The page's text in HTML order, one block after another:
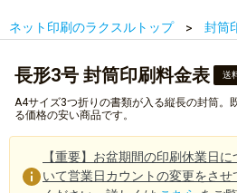
ネット印刷のラクスルトップ 封筒
長形3号 封筒印刷料金表 送
A4サイズ3つ折りの書類が入る縦長の封筒。
る価格の安い商品です。
【重要】お盆期間の印刷休業日
いて営業日カウントの変更をさ